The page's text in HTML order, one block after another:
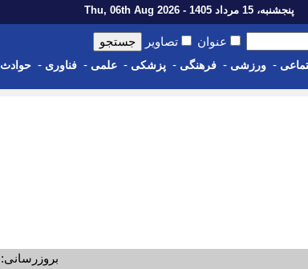
پنجشنبه، 15 مرداد 1405 - Thu, 06th Aug 2026
عنوان تصاویر
- ورزشی - فرهنگی - پزشکی - علمی - فناوری - حوادث
بروزرسانی: 09:21